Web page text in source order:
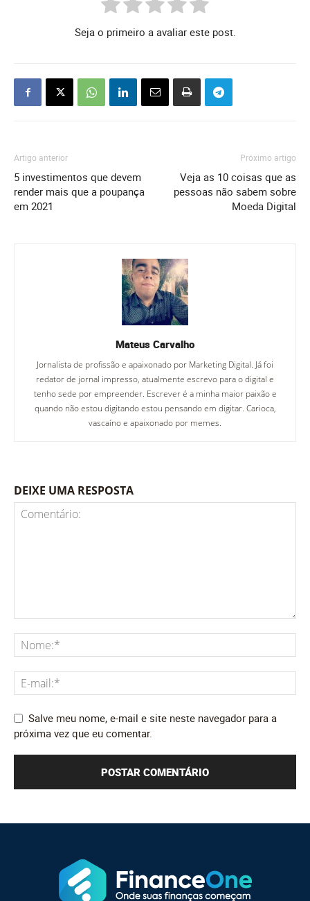
Seja o primeiro a avaliar este post.
Artigo anterior
5 investimentos que devem
render mais que a poupança
em 2021
Próximo artigo
Veja as 10 coisas que as
pessoas não sabem sobre
Moeda Digital
Mateus Carvalho
Jornalista de profissão e apaixonado por Marketing Digital. Já foi
redator de jornal impresso, atualmente escrevo para o digital e
tenho sede por empreender. Escrever é a minha maior paixão e
quando não estou digitando estou pensando em digitar. Carioca,
vascaíno e apaixonado por memes.
DEIXE UMA RESPOSTA
Salve meu nome, e-mail e site neste navegador para a
próxima vez que eu comentar.